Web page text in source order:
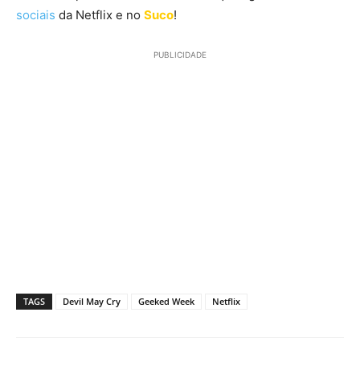
sociais da Netflix e no Suco!
PUBLICIDADE
TAGS Devil May Cry Geeked Week Netflix